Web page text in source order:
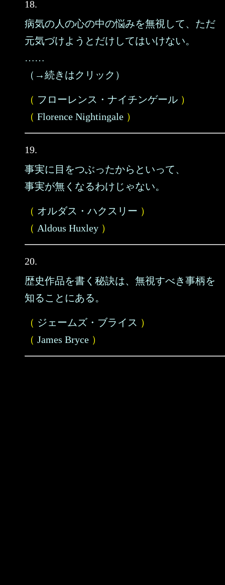
18.
病気の人の心の中の悩みを無視して、ただ
元気づけようとだけしてはいけない。
……
（→続きはクリック）
（ フローレンス・ナイチンゲール ）
（ Florence Nightingale ）
19.
事実に目をつぶったからといって、
事実が無くなるわけじゃない。
（ オルダス・ハクスリー ）
（ Aldous Huxley ）
20.
歴史作品を書く秘訣は、無視すべき事柄を
知ることにある。
（ ジェームズ・ブライス ）
（ James Bryce ）